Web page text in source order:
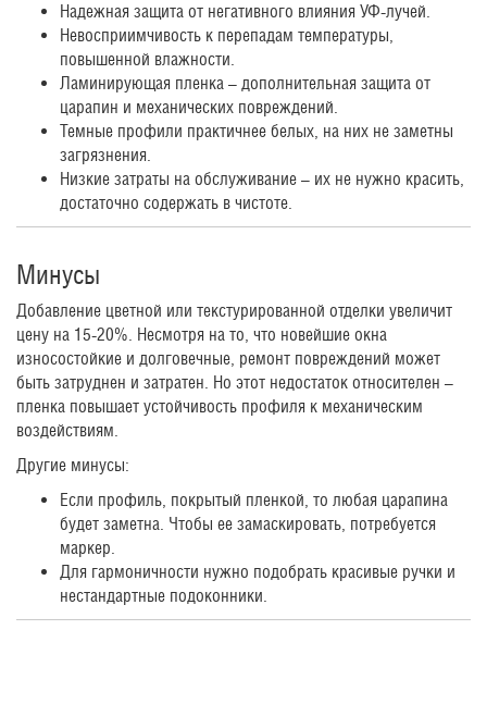
Надежная защита от негативного влияния УФ-лучей.
Невосприимчивость к перепадам температуры,
повышенной влажности.
Ламинирующая пленка – дополнительная защита от
царапин и механических повреждений.
Темные профили практичнее белых, на них не заметны
загрязнения.
Низкие затраты на обслуживание – их не нужно красить,
достаточно содержать в чистоте.
Минусы
Добавление цветной или текстурированной отделки увеличит
цену на 15-20%. Несмотря на то, что новейшие окна
износостойкие и долговечные, ремонт повреждений может
быть затруднен и затратен. Но этот недостаток относителен –
пленка повышает устойчивость профиля к механическим
воздействиям.
Другие минусы:
Если профиль, покрытый пленкой, то любая царапина
будет заметна. Чтобы ее замаскировать, потребуется
маркер.
Для гармоничности нужно подобрать красивые ручки и
нестандартные подоконники.